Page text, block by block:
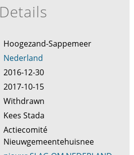
Details
Hoogezand-Sappemeer
Nederland
2016-12-30
2017-10-15
Withdrawn
Kees Stada
Actiecomité
Nieuwgemeentehuisnee